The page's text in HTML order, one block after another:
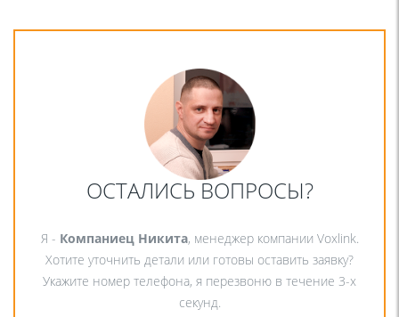
ОСТАЛИСЬ ВОПРОСЫ?
Я - Компаниец Никита, менеджер компании Voxlink.
Хотите уточнить детали или готовы оставить заявку?
Укажите номер телефона, я перезвоню в течение 3-х
секунд.